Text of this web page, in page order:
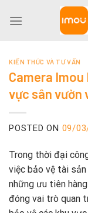
KIẾN THỨC VÀ TƯ VẤN
Camera Imou
vực sân vườn
POSTED ON 09/
Trong thời đại
việc bảo vệ tài
những ưu tiên
đóng vai trò quan